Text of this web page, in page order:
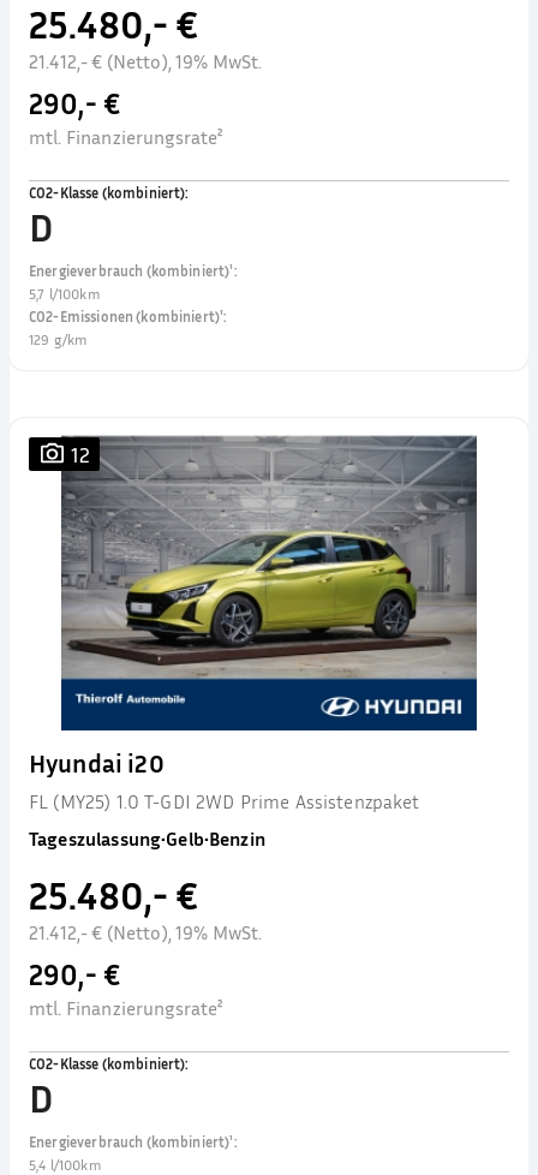
25.480,- €
21.412,- € (Netto), 19% MwSt.
290,- €
mtl. Finanzierungsrate²
CO2-Klasse (kombiniert):
D
Energieverbrauch (kombiniert)¹:
5,7 l/100km
CO2-Emissionen (kombiniert)¹:
129 g/km
12
Hyundai i20
FL (MY25) 1.0 T-GDI 2WD Prime Assistenzpaket
Tageszulassung•Gelb•Benzin
25.480,- €
21.412,- € (Netto), 19% MwSt.
290,- €
mtl. Finanzierungsrate²
CO2-Klasse (kombiniert):
D
Energieverbrauch (kombiniert)¹:
5,4 l/100km